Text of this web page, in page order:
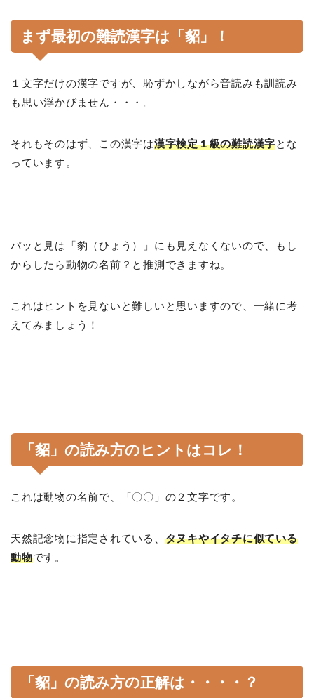
まず最初の難読漢字は「貂」！
１文字だけの漢字ですが、恥ずかしながら音読みも訓読み
も思い浮かびません・・・。
それもそのはず、この漢字は漢字検定１級の難読漢字とな
っています。
パッと見は「豹（ひょう）」にも見えなくないので、もし
からしたら動物の名前？と推測できますね。
これはヒントを見ないと難しいと思いますので、一緒に考
えてみましょう！
「 貂 」の読み方のヒントはコレ！
これは動物の名前で、「〇〇」の２文字です。
天然記念物に指定されている、 タヌキやイタチに似ている
動物です。
「 貂 」の読み方の正解は・・・・？